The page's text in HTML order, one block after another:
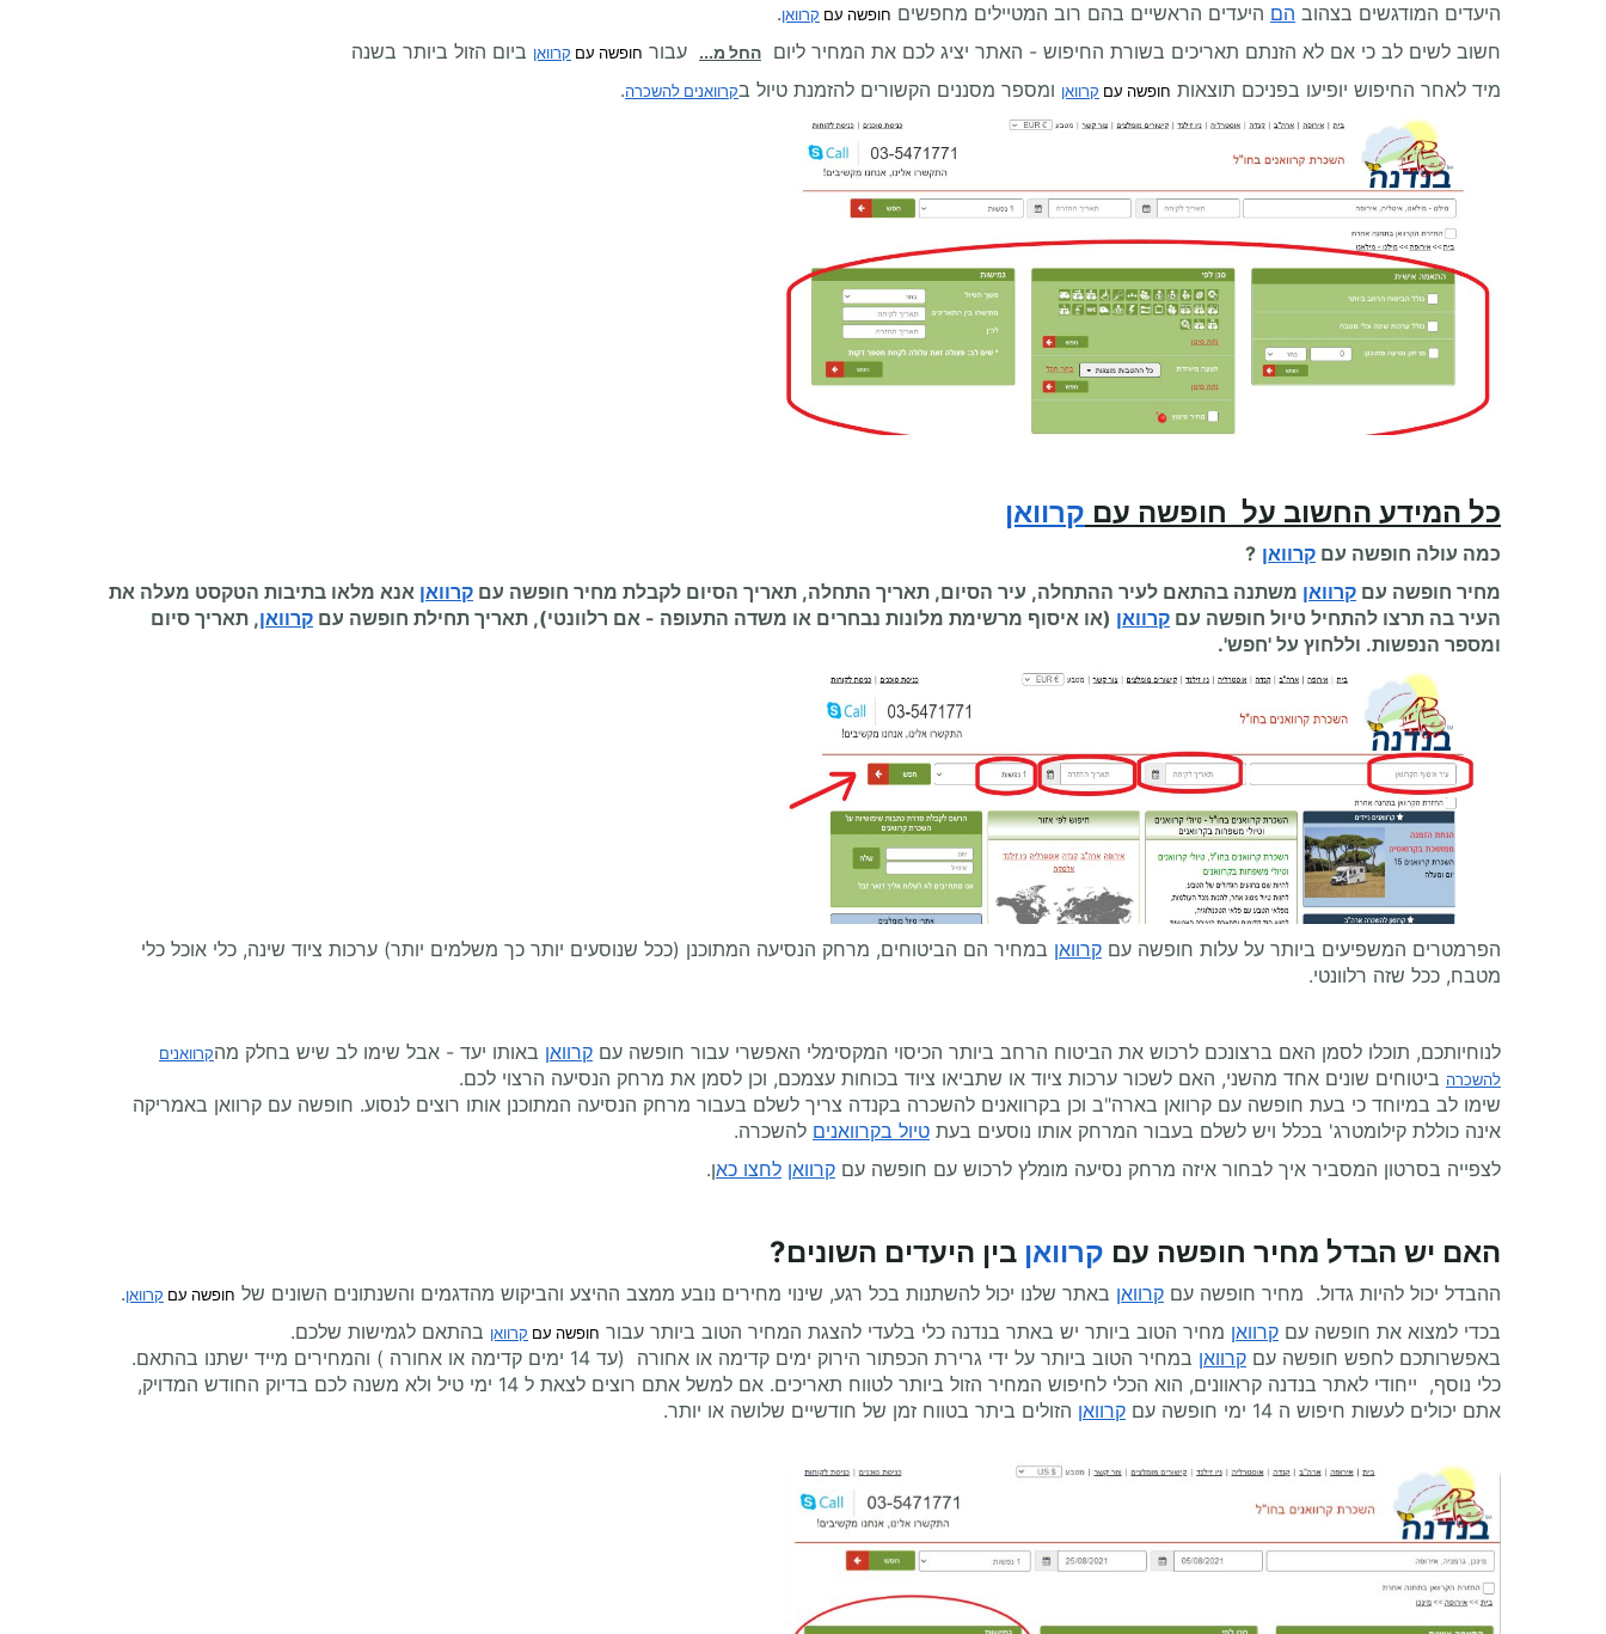
היעדים המודגשים בצהוב הם היעדים הראשיים בהם רוב המטיילים מחפשים חופשה עם קרוואן.
חשוב לשים לב כי אם לא הזנתם תאריכים בשורת החיפוש - האתר יציג לכם את המחיר ליום החל מ... עבור חופשה עם קרוואן ביום הזול ביותר בשנה
מיד לאחר החיפוש יופיעו בפניכם תוצאות חופשה עם קרוואן ומספר מסננים הקשורים להזמנת טיול בקרוואנים להשכרה.
כל המידע החשוב על חופשה עם קרוואן
כמה עולה חופשה עם קרוואן ?
מחיר חופשה עם קרוואן משתנה בהתאם לעיר ההתחלה, עיר הסיום, תאריך התחלה, תאריך הסיום לקבלת מחיר חופשה עם קרוואן אנא מלאו בתיבות הטקסט מעלה את
העיר בה תרצו להתחיל טיול חופשה עם קרוואן (או איסוף מרשימת מלונות נבחרים או משדה התעופה - אם רלוונטי), תאריך תחילת חופשה עם קרוואן, תאריך סיום
ומספר הנפשות. וללחוץ על 'חפש'.
הפרמטרים המשפיעים ביותר על עלות חופשה עם קרוואן במחיר הם הביטוחים, מרחק הנסיעה המתוכנן (ככל שנוסעים יותר כך משלמים יותר) ערכות ציוד שינה, כלי אוכל כלי
מטבח, ככל שזה רלוונטי.
לנוחיותכם, תוכלו לסמן האם ברצונכם לרכוש את הביטוח הרחב ביותר הכיסוי המקסימלי האפשרי עבור חופשה עם קרוואן באותו יעד - אבל שימו לב שיש בחלק מהקרוואנים
להשכרה ביטוחים שונים אחד מהשני, האם לשכור ערכות ציוד או שתביאו ציוד בכוחות עצמכם, וכן לסמן את מרחק הנסיעה הרצוי לכם.
שימו לב במיוחד כי בעת חופשה עם קרוואן בארה"ב וכן בקרוואנים להשכרה בקנדה צריך לשלם בעבור מרחק הנסיעה המתוכנן אותו רוצים לנסוע. חופשה עם קרוואן באמריקה
אינה כוללת קילומטרג' בכלל ויש לשלם בעבור המרחק אותו נוסעים בעת טיול בקרוואנים להשכרה.
לצפייה בסרטון המסביר איך לבחור איזה מרחק נסיעה מומלץ לרכוש עם חופשה עם קרוואן לחצו כאן.
האם יש הבדל מחיר חופשה עם קרוואן בין היעדים השונים?
ההבדל יכול להיות גדול. מחיר חופשה עם קרוואן באתר שלנו יכול להשתנות בכל רגע, שינוי מחירים נובע ממצב ההיצע והביקוש מהדגמים והשנתונים השונים של חופשה עם קרוואן.
בכדי למצוא את חופשה עם קרוואן מחיר הטוב ביותר יש באתר בנדנה כלי בלעדי להצגת המחיר הטוב ביותר עבור חופשה עם קרוואן בהתאם לגמישות שלכם.
באפשרותכם לחפש חופשה עם קרוואן במחיר הטוב ביותר על ידי גרירת הכפתור הירוק ימים קדימה או אחורה (עד 14 ימים קדימה או אחורה ) והמחירים מייד ישתנו בהתאם.
כלי נוסף, ייחודי לאתר בנדנה קראוונים, הוא הכלי לחיפוש המחיר הזול ביותר לטווח תאריכים. אם למשל אתם רוצים לצאת ל 14 ימי טיל ולא משנה לכם בדיוק החודש המדויק,
אתם יכולים לעשות חיפוש ה 14 ימי חופשה עם
קרוואן הזולים ביתר בטווח זמן של חודשיים שלושה או יותר.